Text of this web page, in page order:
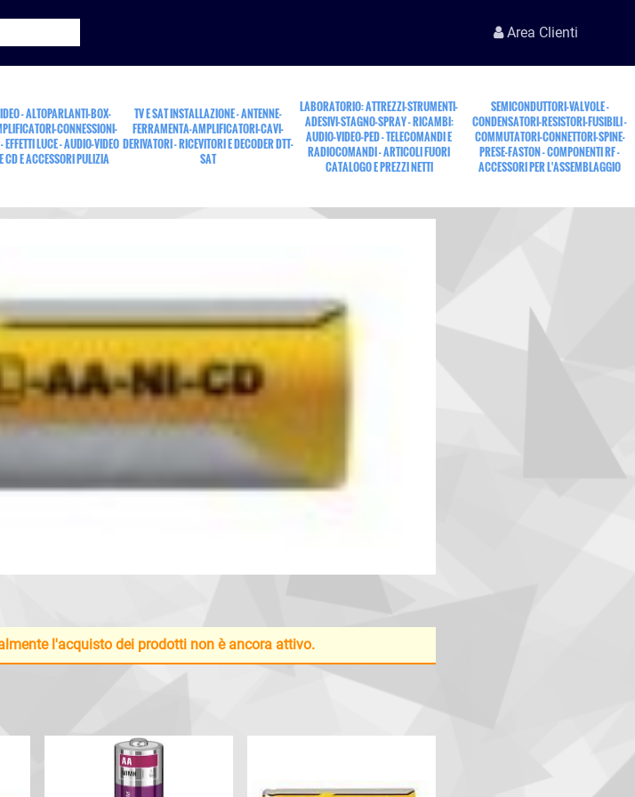
Area Clienti
- ALTOPARLANTI-BOX-
CONNESSIONI-
EFFETTI LUCE - AUDIO-VIDEO
CD E ACCESSORI PULIZIA
TV E SAT INSTALLAZIONE - ANTENNE-
FERRAMENTA-AMPLIFICATORI-CAVI-
DERIVATORI - RICEVITORI E DECODER DTT-
SAT
LABORATORIO: ATTREZZI-STRUMENTI-
ADESIVI-STAGNO-SPRAY - RICAMBI:
AUDIO-VIDEO-PED - TELECOMANDI E
RADIOCOMANDI - ARTICOLI FUORI
CATALOGO E PREZZI NETTI
SEMICONDUTTORI-VALVOLE -
CONDENSATORI-RESISTORI-FUSIBILI -
COMMUTATORI-CONNETTORI-SPINE-
PRESE-FASTON - COMPONENTI RF -
ACCESSORI PER L'ASSEMBLAGGIO
l'acquisto dei prodotti non è ancora attivo.